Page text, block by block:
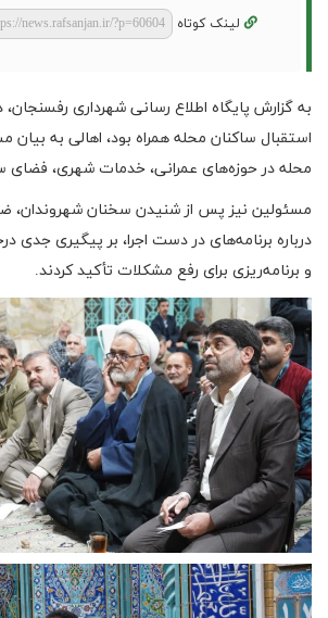
لینک کوتاه
به گزارش پایگاه اطلاع رسانی شهرداری رفسنجان،
استقبال ساکنان محله همراه بود، اهالی به
محله در حوزه‌های عمرانی، خدمات شهری، فضای
مسئولین نیز پس از شنیدن سخنان شهروندان،
درباره برنامه‌های در دست اجرا، بر پیگیری
و برنامه‌ریزی برای رفع مشکلات تأکید کردند.